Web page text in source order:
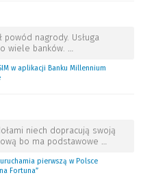
powód nagrody. Usługa
wiele banków. …
w aplikacji Banku Millennium
niech dopracują swoją
bo ma podstawowe …
pierwszą w Polsce
Fortuna”